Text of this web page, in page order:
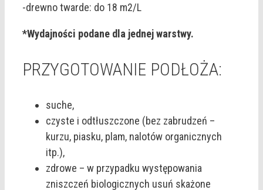
-drewno twarde: do 18 m2/L
*Wydajności podane dla jednej warstwy.
PRZYGOTOWANIE PODŁOŻA:
suche,
czyste i odtłuszczone (bez zabrudzeń –
kurzu, piasku, plam, nalotów organicznych
itp.),
zdrowe – w przypadku występowania
zniszczeń biologicznych usuń skażone